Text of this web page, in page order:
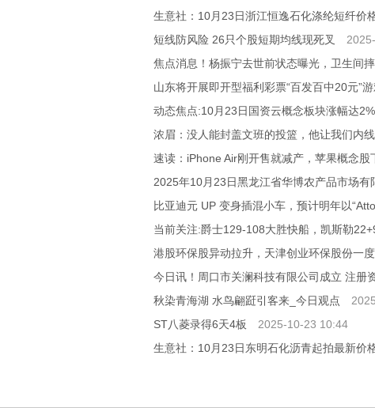
生意社：10月23日浙江恒逸石化涤纶短纤价
短线防风险 26只个股短期均线现死叉
焦点消息！杨振宁去世前状态曝光，卫生间
山东将开展即开型福利彩票“百发百中20元”
动态焦点:10月23日国资云概念板块涨幅达2%
浓眉：没人能封盖文班的投篮，他让我们内
速读：iPhone Air刚开售就减产，苹果概念股
2025年10月23日黑龙江省华博农产品市场有
比亚迪元 UP 变身插混小车，预计明年以
当前关注:爵士129-108大胜快船，凯斯勒
港股环保股异动拉升，天津创业环保股份一
今日讯！周口市关澜科技有限公司成立 注册
秋染青海湖 水鸟翩跹引客来_今日观点
ST八菱录得6天4板
2025-10-23 10:44
生意社：10月23日东明石化沥青起拍最新价